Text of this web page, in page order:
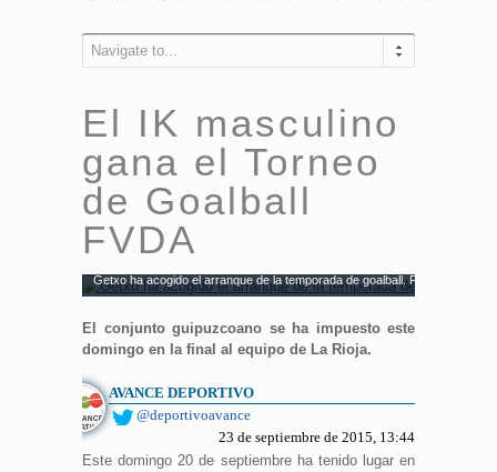
Navigate to...
El IK masculino
gana el Torneo
de Goalball
FVDA
Getxo ha acogido el arranque de la temporada de goalball. Fuente: AD.
El conjunto guipuzcoano se ha impuesto este
domingo en la final al equipo de La Rioja.
AVANCE DEPORTIVO
@deportivoavance
23 de septiembre de 2015, 13:44
Este domingo 20 de septiembre ha tenido lugar en